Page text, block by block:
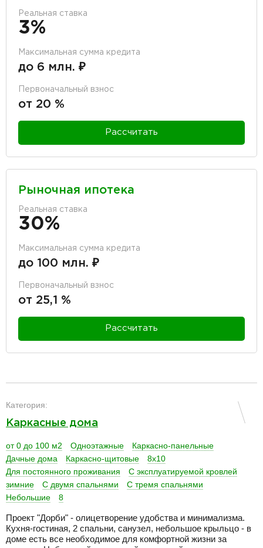
Реальная ставка
3%
Максимальная сумма кредита
до 6 млн. ₽
Первоначальный взнос
от 20 %
Рассчитать
Рыночная ипотека
Реальная ставка
30%
Максимальная сумма кредита
до 100 млн. ₽
Первоначальный взнос
от 25,1 %
Рассчитать
Категория:
Каркасные дома
от 0 до 100 м2 Одноэтажные
Каркасно-панельные
Дачные дома
Каркасно-щитовые
8х10
Для постоянного проживания
С эксплуатируемой кровлей
зимние
С двумя спальнями
С тремя спальнями
Небольшие
8
Проект "Дорби" - олицетворение удобства и минимализма.
Кухня-гостиная, 2 спальни, санузел, небольшое крыльцо - в
доме есть все необходимое для комфортной жизни за